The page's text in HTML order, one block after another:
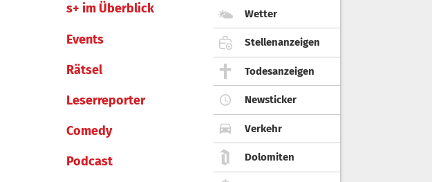
s+ im Überblick
Events
Rätsel
Leserreporter
Comedy
Podcast
Wetter
Stellenanzeigen
Todesanzeigen
Newsticker
Verkehr
Dolomiten